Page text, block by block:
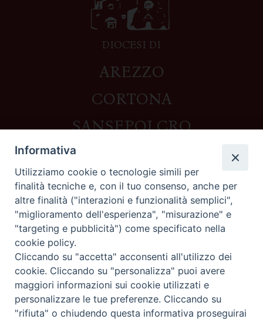
DIOCESI DI
AREZZO
CORTONA
SANSEPOLCRO
Contatti
Piazza del Duomo,1 - 52100 Arezzo
segreteria@diocesi.arezzo.it
Informativa privacy
Seguici su
Informativa
Utilizziamo cookie o tecnologie simili per
finalità tecniche e, con il tuo consenso, anche per
altre finalità ("interazioni e funzionalità semplici",
"miglioramento dell'esperienza", "misurazione" e
"targeting e pubblicità") come specificato nella
cookie policy.
Cliccando su "accetta" acconsenti all'utilizzo dei
cookie. Cliccando su "personalizza" puoi avere
maggiori informazioni sui cookie utilizzati e
personalizzare le tue preferenze. Cliccando su
"rifiuta" o chiudendo questa informativa proseguirai